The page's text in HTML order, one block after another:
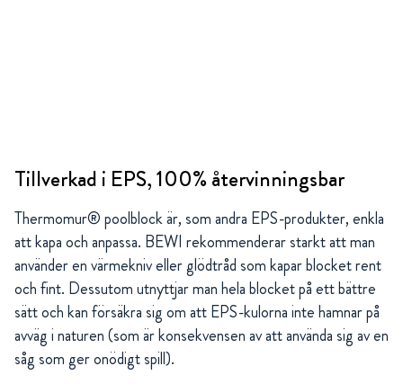
Tillverkad i EPS, 100% återvinningsbar
Thermomur® poolblock är, som andra EPS-produkter, enkla
att kapa och anpassa. BEWI rekommenderar starkt att man
använder en värmekniv eller glödtråd som kapar blocket rent
och fint. Dessutom utnyttjar man hela blocket på ett bättre
sätt och kan försäkra sig om att EPS-kulorna inte hamnar på
avväg i naturen (som är konsekvensen av att använda sig av en
såg som ger onödigt spill).